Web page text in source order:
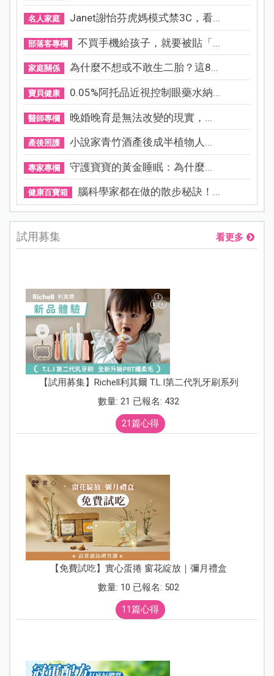
名人家庭 Janet謝怡芬虎媽模式禁3C，看...
部落客專欄 不買手機給孩子，就要被貼「...
家庭關係 為什麼不想或不敢生二胎？這8...
寶貝健康 0.05%阿托品近視控制眼藥水納...
醫師專欄 晚婚晚育是無法改變的現實，...
產後照護 小說家青竹酒產後成半植物人...
專家專欄 守護寶寶的黃金睡眠：為什麼...
健康百寶箱 腦科學家都在做的散步秘訣！...
試用募集 看更多
【試用募集】Richell利其爾 T.L.I第二代乳牙刷系列
數量: 21 已報名: 432
21篇心得
【免費試吃】實心蛋捲 窗花綻放｜彌月禮盒
數量: 10 已報名: 502
11篇心得